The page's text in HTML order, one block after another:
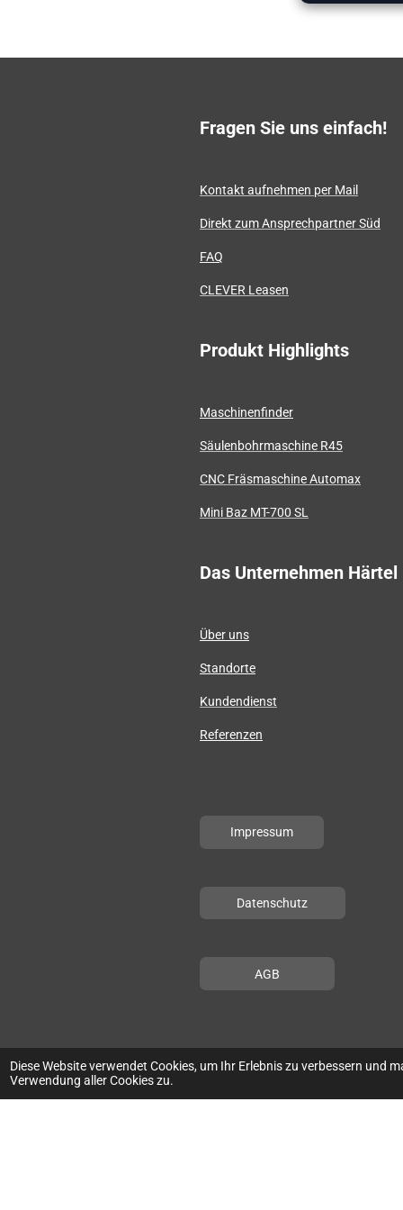
Diese Website verwendet Cookies, um Ihr Erlebnis zu verbessern und
Verwendung aller Cookies zu.
Fragen Sie uns einfach!
Kontakt aufnehmen per Mail
Direkt zum Ansprechpartner Süd
FAQ
CLEVER Leasen
Produkt Highlights
Maschinenfinder
Säulenbohrmaschine R45
CNC Fräsmaschine Automax
Mini Baz MT-700 SL
Das Unternehmen Härtel
Über uns
Standorte
Kundendienst
Referenzen
Impressum
Datenschutz
AGB